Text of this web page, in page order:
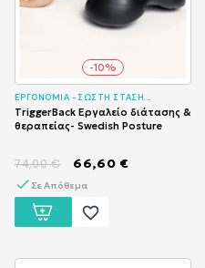
-10%
ΕΡΓΟΝΟΜΙΑ - ΣΩΣΤΗ ΣΤΑΣΗ...
TriggerBack Εργαλείο διάτασης &
θεραπείας- Swedish Posture
74,00 € 66,60 €
Σε Απόθεμα
favorite_border